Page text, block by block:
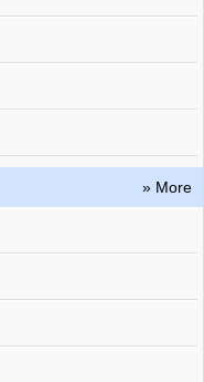
» More